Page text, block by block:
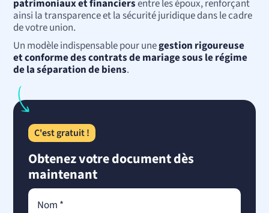
patrimoniaux et financiersentre les époux, renforçant
ainsi la transparence et la sécurité juridique dans le cadre
de votre union.
Un modèle indispensable pour unegestion rigoureuse
et conforme des contrats de mariage sous le régime
de la séparation de biens.
C'est gratuit !
Obtenez votre document dès
maintenant